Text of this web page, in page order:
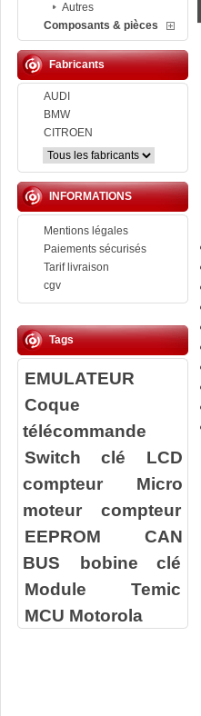
Autres
Composants & pièces
Fabricants
AUDI
BMW
CITROEN
INFORMATIONS
Mentions légales
Paiements sécurisés
Tarif livraison
cgv
Tags
EMULATEUR
Coque
télécommande
Switch clé
LCD
compteur
Micro
moteur compteur
EEPROM
CAN
BUS
bobine clé
Module Temic
MCU Motorola